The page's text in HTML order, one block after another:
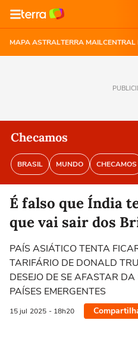
MAPA ASTRALTERRA MAIL
Checamos
BRASIL MUNDO CHECAMOS
É falso que Índia
que vai sair dos
PAÍS ASIÁTICO TENTA
TARIFÁRIO DE DONALD
DESEJO DE SE AFASTAR
PAÍSES EMERGENTES
15 jul 2025 - 18h20